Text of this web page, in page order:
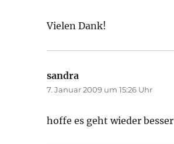
Vielen Dank!
sandra
7. Januar 2009 um 15:26 Uhr
hoffe es geht wieder besser